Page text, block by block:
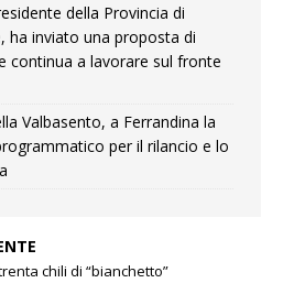
della Provincia di
ha inviato una proposta di
continua a lavorare sul fronte
Valbasento, a Ferrandina la
per il rilancio e lo
chili di “bianchetto”